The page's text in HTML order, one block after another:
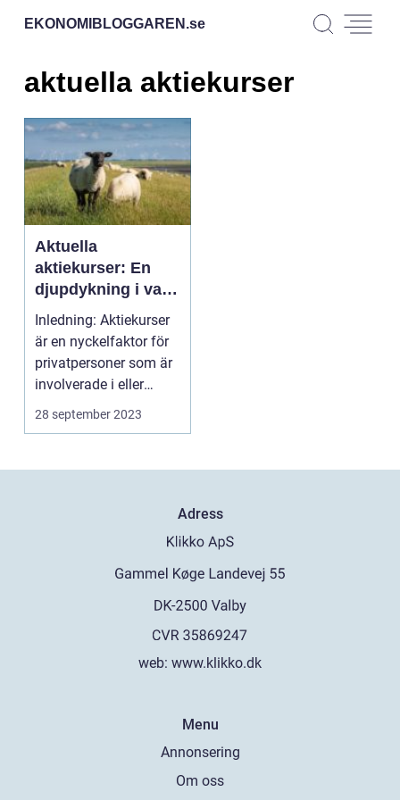
EKONOMIBLOGGAREN.se
aktuella aktiekurser
Aktuella
aktiekurser: En
djupdykning i vad
det innebär och
hur det påverkar
privatpersoner
Inledning: Aktiekurser
är en nyckelfaktor för
privatpersoner som är
involverade i eller
intresserade...
28 september 2023
Adress
web: www.klikko.dk
Menu
Annonsering
Om oss